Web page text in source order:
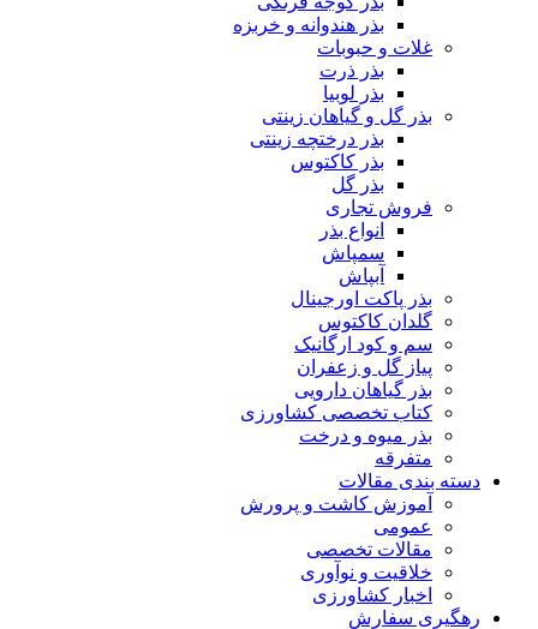
بذر هندوانه و خربزه
غلات و حبوبات
بذر ذرت
بذر لوبیا
بذر گل و گیاهان زینتی
بذر درختچه زینتی
بذر کاکتوس
بذر گل
فروش تجاری
انواع بذر
سمپاش
آبپاش
بذر پاکت اورجینال
گلدان کاکتوس
سم و کود ارگانیک
پیاز گل و زعفران
بذر گیاهان دارویی
کتاب تخصصی کشاورزی
بذر میوه و درخت
متفرقه
دسته بندی مقالات
آموزش کاشت و پرورش
عمومی
مقالات تخصصی
خلاقیت و نوآوری
اخبار کشاورزی
رهگیری سفارش